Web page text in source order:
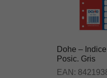
Dohe –
Posic. Gris
EAN: